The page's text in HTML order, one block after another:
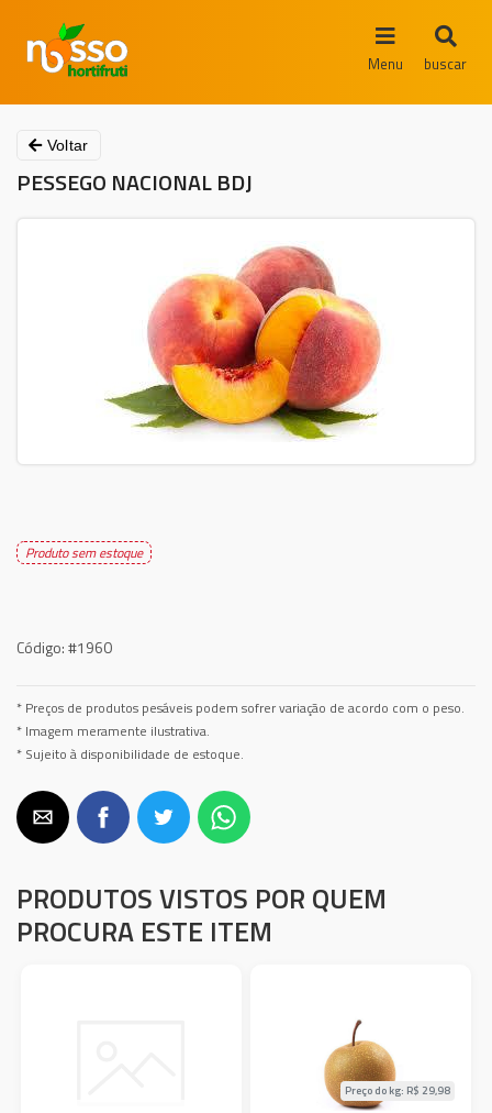
Menu buscar
Voltar
PESSEGO NACIONAL BDJ
Produto sem estoque
Código:#1960
* Preços de produtos pesáveis podem sofrer variação de acordo com o peso.
* Imagem meramente ilustrativa.
* Sujeito à disponibilidade de estoque.
PRODUTOS VISTOS POR QUEM
PROCURA ESTE ITEM
Preço do kg: R$ 29,98